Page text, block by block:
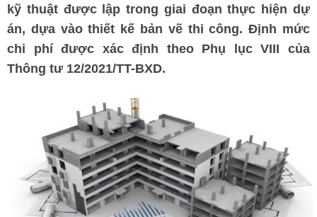
kỹ thuật được lập trong giai đoạn thực hiện dự
án, dựa vào thiết kế bản vẽ thi công. Định mức
chi phí được xác định theo Phụ lục VIII của
Thông tư 12/2021/TT-BXD.